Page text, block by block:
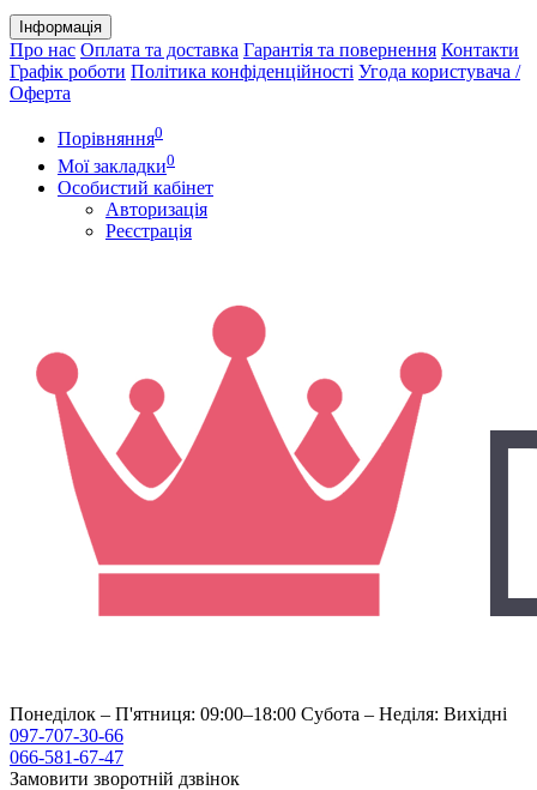
Інформація
Про нас Оплата та доставка Гарантія та повернення Контакти
Графік роботи Політика конфіденційності Угода користувача /
Оферта
Порівняння0
Мої закладки0
Особистий кабінет
Авторизація
Реєстрація
Понеділок – П'ятниця: 09:00–18:00 Субота – Неділя: Вихідні
097-707-30-66
066-581-67-47
Замовити зворотній дзвінок